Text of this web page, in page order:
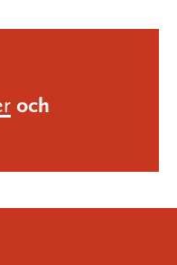
och